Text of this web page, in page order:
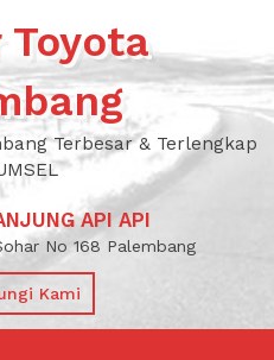
Toyota
Terbesar & Terlengkap
API API
No 168 Palembang
Kami